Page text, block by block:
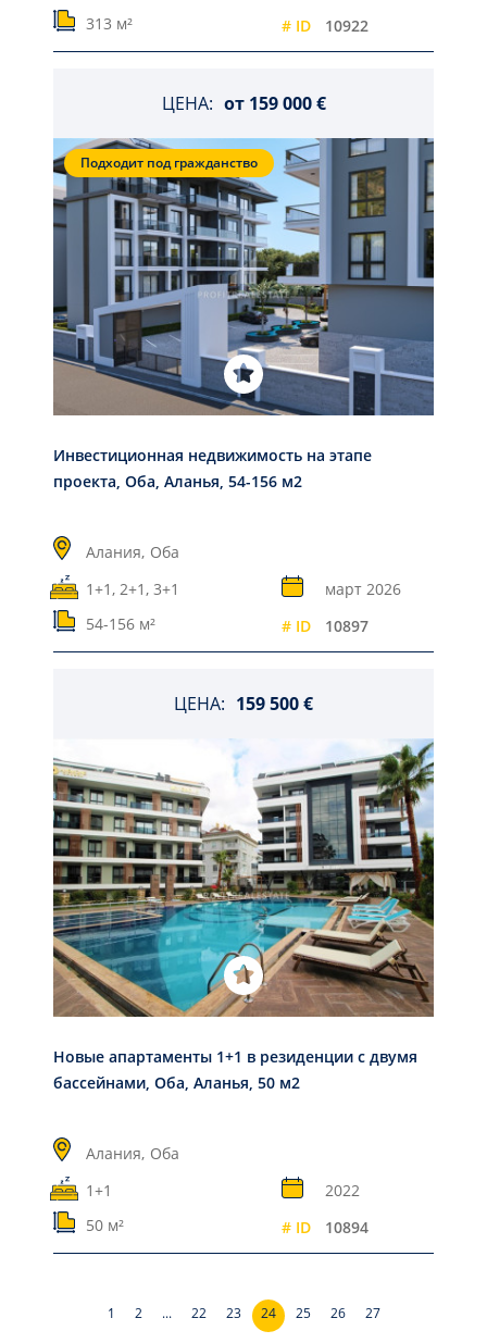
313 м²
# ID 10922
ЦЕНА: от 159 000 €
Подходит под гражданство
Инвестиционная недвижимость на этапе
проекта, Оба, Аланья, 54-156 м2
Алания, Оба
1+1, 2+1, 3+1
март 2026
54-156 м²
# ID 10897
ЦЕНА: 159 500 €
Новые апартаменты 1+1 в резиденции с двумя
бассейнами, Оба, Аланья, 50 м2
Алания, Оба
1+1
2022
50 м²
# ID 10894
1 2 ... 22 23 24 25 26 27